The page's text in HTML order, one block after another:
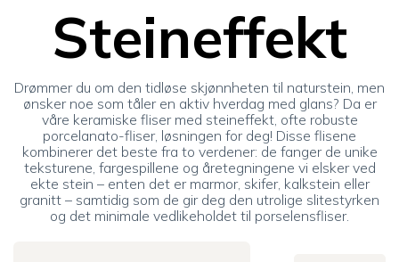
Steineffekt
Drømmer du om den tidløse skjønnheten til naturstein, men
ønsker noe som tåler en aktiv hverdag med glans? Da er
våre keramiske fliser med steineffekt, ofte robuste
porcelanato-fliser, løsningen for deg! Disse flisene
kombinerer det beste fra to verdener: de fanger de unike
teksturene, fargespillene og åretegningene vi elsker ved
ekte stein – enten det er marmor, skifer, kalkstein eller
granitt – samtidig som de gir deg den utrolige slitestyrken
og det minimale vedlikeholdet til porselensfliser.